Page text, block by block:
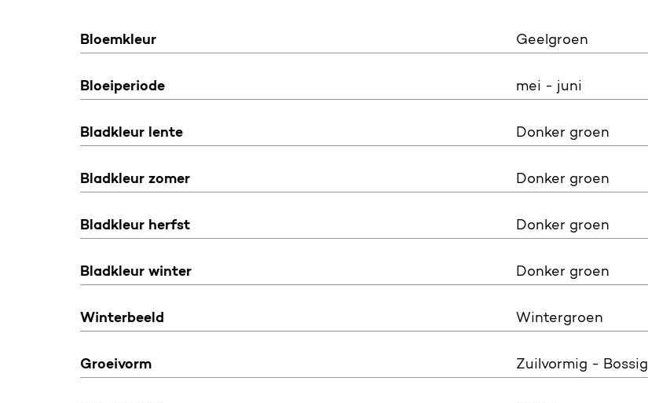
Bloemkleur Geelgroen
Bloeiperiode mei - juni
Bladkleur lente Donker groen
Bladkleur zomer Donker groen
Bladkleur herfst Donker groen
Bladkleur winter Donker groen
Winterbeeld Wintergroen
Groeivorm Zuilvormig - Bossig